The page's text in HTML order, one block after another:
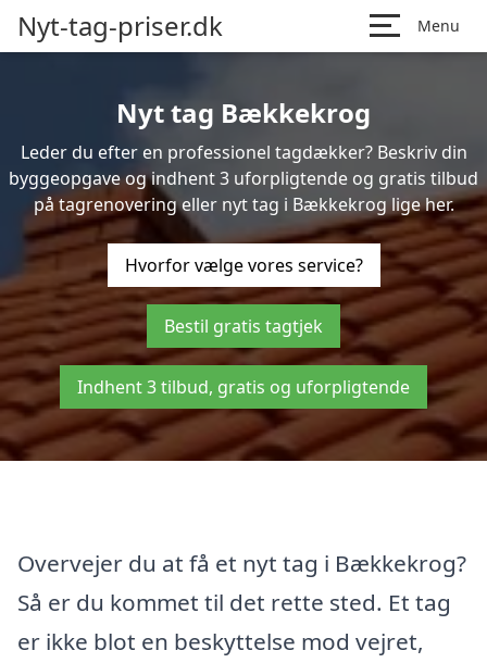
Nyt-tag-priser.dk Menu
Nyt tag Bækkekrog
Leder du efter en professionel tagdækker? Beskriv din
byggeopgave og indhent 3 uforpligtende og gratis tilbud
på tagrenovering eller nyt tag i Bækkekrog lige her.
Hvorfor vælge vores service?
Bestil gratis tagtjek
Indhent 3 tilbud, gratis og uforpligtende
Overvejer du at få et nyt tag i Bækkekrog?
Så er du kommet til det rette sted. Et tag
er ikke blot en beskyttelse mod vejret,